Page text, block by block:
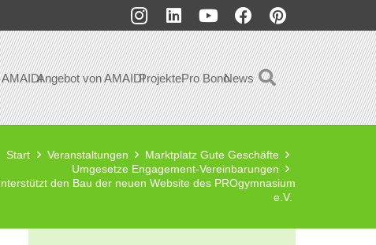
AMAIDIAngebot von AMAIDIProjektePro BonoNews
Start Veranstaltungen
Marktplatz Gute Geschäfte
Umgesetze Engagement-Vereinbarungen
den Bau der neuen Website des PROgymnasium
e.V.